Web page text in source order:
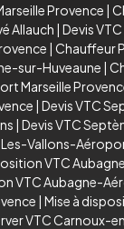
Provence |
Allauch | Devis
| Chauffeur
sur-Huveaune |
Marseille
| Devis VTC
| Devis VTC
Vallons-
VTC Aubagne
VTC Aubagne-
| Mise à
VTC Carnoux-